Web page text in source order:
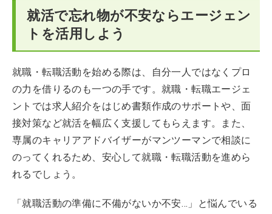
就活で忘れ物が不安ならエージェン
トを活用しよう
就職・転職活動を始める際は、自分一人ではなくプロ
の力を借りるのも一つの手です。就職・転職エージェ
ントでは求人紹介をはじめ書類作成のサポートや、面
接対策など就活を幅広く支援してもらえます。また、
専属のキャリアアドバイザーがマンツーマンで相談に
のってくれるため、安心して就職・転職活動を進めら
れるでしょう。
「就職活動の準備に不備がないか不安…」と悩んでいる